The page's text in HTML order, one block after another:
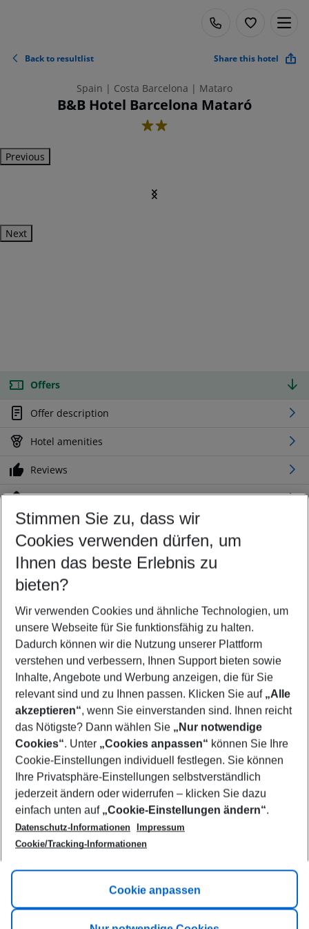
Back to resultlist Share this hotel
Spain | Costa Barcelona | Mataro
B&B Hotel Barcelona Mataró
2
Previous
Next
Offers
Offer description
Hotel amenities
Reviews
Location
Customize your offer
Find the perfect deal which suits your best
Your departure airport
Any airport
Select your date range
10/08/26–08/08/27 5-8 nights
Who will travel
2 adults No children
Show more filter
Footer
Footer navigation
Title A
Link A
Stimmen Sie zu, dass wir
Cookies verwenden dürfen, um
Ihnen das beste Erlebnis zu
bieten?
Wir verwenden Cookies und ähnliche Technologien, um
unsere Webseite für Sie funktionsfähig zu halten.
Dadurch können wir die Nutzung unserer Plattform
verstehen und verbessern, Ihnen Support bieten sowie
Inhalte, Angebote und Werbung anzeigen, die für Sie
relevant sind und zu Ihnen passen. Klicken Sie auf „Alle
akzeptieren“, wenn Sie einverstanden sind. Ihnen reicht
das Nötigste? Dann wählen Sie „Nur notwendige
Cookies“. Unter „Cookies anpassen“ können Sie Ihre
Cookie-Einstellungen individuell festlegen. Sie können
Ihre Privatsphäre-Einstellungen selbstverständlich
jederzeit ändern oder widerrufen – klicken Sie dazu
einfach unten auf „Cookie-Einstellungen ändern“.
Datenschutz-Informationen
Impressum
Cookie/Tracking-Informationen
Cookie anpassen